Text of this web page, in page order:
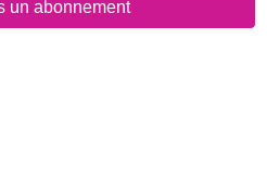
un abonnement